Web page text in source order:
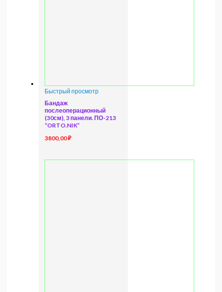
Быстрый просмотр
Бандаж
послеоперационный
(30см), 3 панели. ПО-213
“ORTO.NIK”
3800,00₽